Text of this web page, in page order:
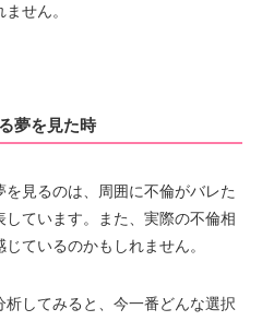
せん。
夢を見た時
見るのは、周囲に不倫がバレた
ています。また、実際の不倫相
ているのかもしれません。
してみると、今一番どんな選択